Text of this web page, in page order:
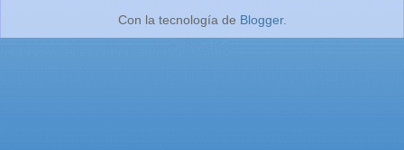
Con la tecnología de Blogger.